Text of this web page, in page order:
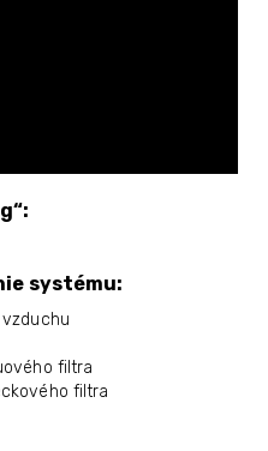
systému:
filtra
filtra